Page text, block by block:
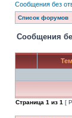
Сообщения без
Список форумов
Сообщения
Страница 1 из 1 [